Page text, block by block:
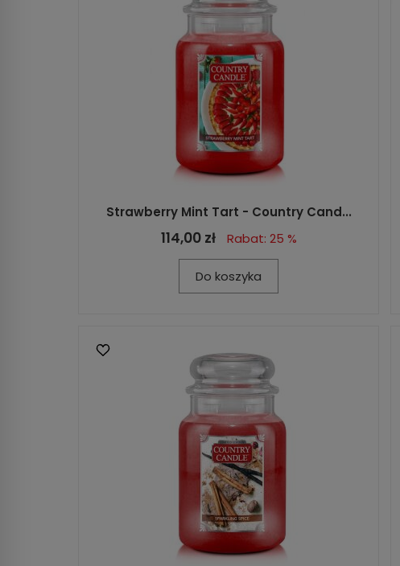
Strawberry Mint Tart - Country Cand...
114,00 zł Rabat: 25 %
Do koszyka